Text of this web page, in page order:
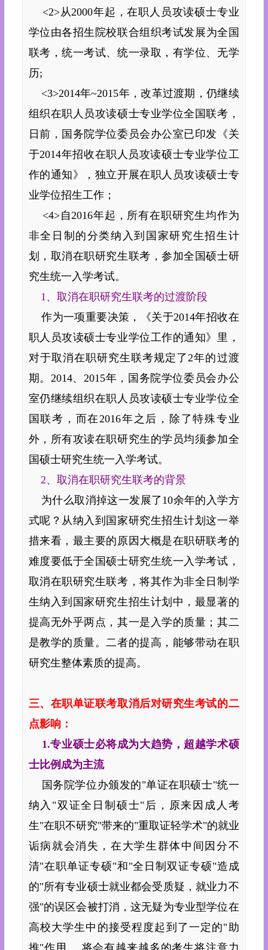
<2>从2000年起，在职人员攻读硕士专业
学位由各招生 院校联合组织考试发展为全国
联考，统一考试、统一录取，有学位、无学
历;
<3>2014年~2015年，改革过渡期，仍继续
组织在职人员攻读硕士专业学位全国联考，
日前，国务院学位委员会办公室已印发《关
于2014年招收在职人员攻读硕士专业学位工
作的通知》，独立开展在职人员攻读硕士专
业学位招生工作；
<4>自2016年起，所有在职研究生均作为
非全日制的分类纳入到国家研究生招生计
划，取消在职研究生联考，参加全国硕士研
究生统一入学考试。
1、取消在职研究生联考的过渡阶段
作为一项重要决策，《关于2014年招收在
职人员攻读硕士专业学位工作的通知》里，
对于取消在职研究生联考规定了2年的过渡
期。2014、2015年，国务院学位委员会办公
室仍继续组织在职人员攻读硕士专业学位全
国联考，而在2016年之后，除了特殊专业
外，所有攻读在职研究生的学员均须参加全
国硕士研究生统一入学考试。
2、取消在职研究生联考的背景
为什么取消掉这一发展了10余年的入学方
式呢？从纳入到国家研究生招生计划这一举
措来看，最主要的原因大概是在职研联考的
难度要低于全国硕士研究生统一入学考试，
取消在职研究生联考，将其作为非全日制学
生纳入到国家研究生招生计划中，最显著的
提高无外乎两点，其一是入学的质量；其二
是教学的质量。二者的提高，能够带动在职
研究生整体素质的提高。
三、在职单证联考取消后对研究生考试的二
点影响：
1.专业硕士必将成为大趋势，超越学术硕
士比例成为主流
国务院学位办颁发的"单证在职硕士"统一
纳入"双证全日制硕士"后，原来因成人考
生"在职不研究"带来的"重取证轻学术"的就业
诟病就会消失，在 大学生群体中间因分不
清"在职单证专硕"和"全日制双证专硕"造成
的"所有专业硕士就业都会受质疑，就业力不
强"的误区会被打消，这无疑为专业型学位在
高校大学生中的接受程度起到了一定的"助
推"作用。 将会有越来越多的考生将注意力